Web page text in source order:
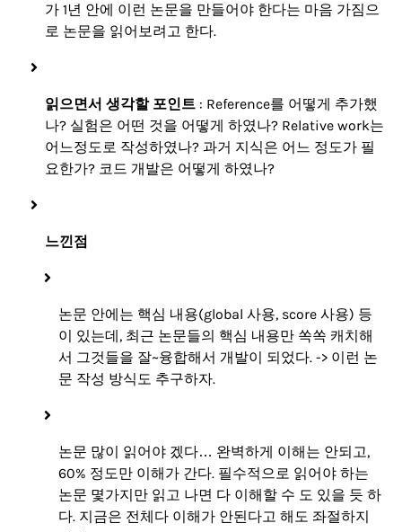
가 1년 안에 이런 논문을 만들어야 한다는 마음 가짐으
로 논문을 읽어보려고 한다.
읽으면서 생각할 포인트 : Reference를 어떻게 추가했
나? 실험은 어떤 것을 어떻게 하였나? Relative work는
어느정도로 작성하였나? 과거 지식은 어느 정도가 필
요한가? 코드 개발은 어떻게 하였나?
느낀점
논문 안에는 핵심 내용(global 사용, score 사용) 등
이 있는데, 최근 논문들의 핵심 내용만 쏙쏙 캐치해
서 그것들을 잘~융합해서 개발이 되었다. -> 이런 논
문 작성 방식도 추구하자.
논문 많이 읽어야 겠다… 완벽하게 이해는 안되고,
60% 정도만 이해가 간다. 필수적으로 읽어야 하는
논문 몇가지만 읽고 나면 다 이해할 수 도 있을 듯 하
다. 지금은 전체다 이해가 안된다고 해도 좌절하지